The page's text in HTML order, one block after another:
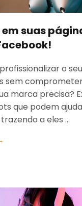
suas
o seu
sem
marca precisa?
que podem
a eles ...